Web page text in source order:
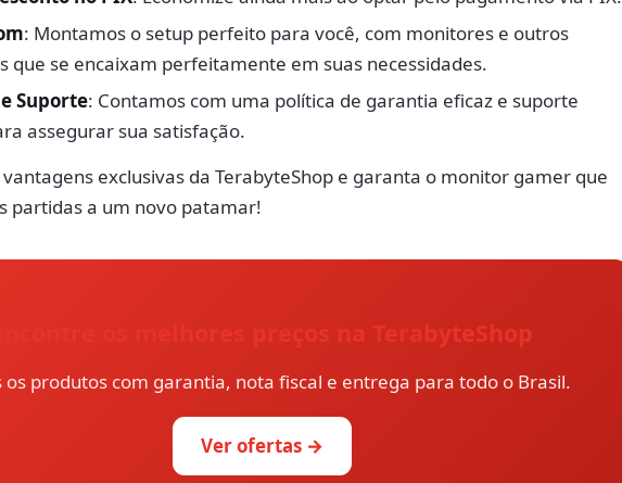
: Montamos o setup perfeito para você, com monitores e outros
que se encaixam perfeitamente em suas necessidades.
Suporte: Contamos com uma política de garantia eficaz e suporte
assegurar sua satisfação.
exclusivas da TerabyteShop e garanta o monitor gamer que
partidas a um novo patamar!
Encontre os melhores preços na TerabyteShop
os produtos com garantia, nota fiscal e entrega para todo o Brasil.
Ver ofertas →